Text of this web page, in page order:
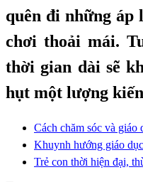
quên đi những áp
chơi thoải mái.
thời gian dài sẽ
hụt một lượng
Cách chăm sóc và giáo
Khuynh hướng giáo
Trẻ con thời hiện đại,